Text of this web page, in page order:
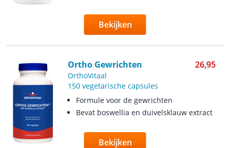
Bekijken
Ortho Gewrichten 26,95
OrthoVitaal
150 vegetarische capsules
Formule voor de gewrichten
Bevat boswellia en duivelsklauw extract
Bekijken